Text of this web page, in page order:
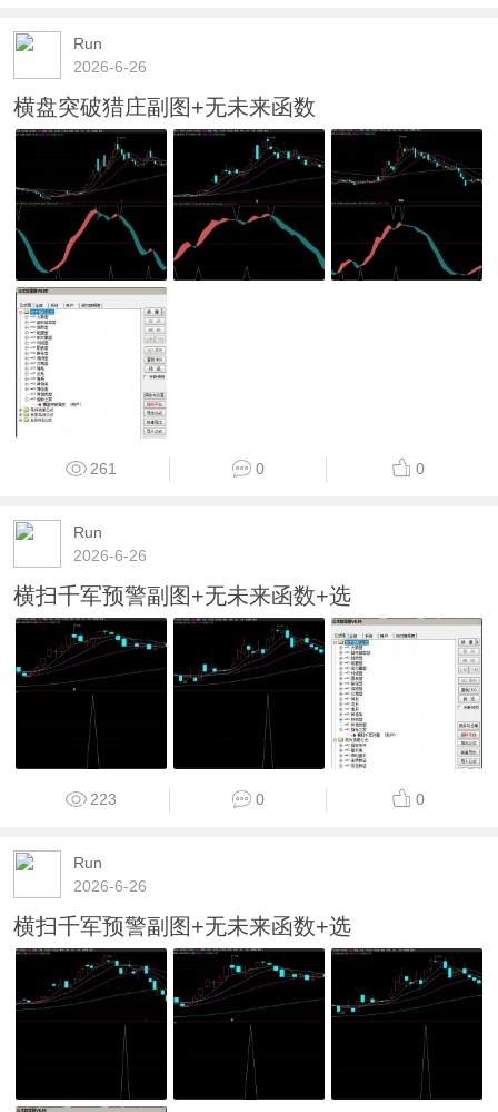
Run
2026-6-26
横盘突破猎庄副图+无未来函数
261 0 0
Run
2026-6-26
横扫千军预警副图+无未来函数+选
223 0 0
Run
2026-6-26
横扫千军预警副图+无未来函数+选